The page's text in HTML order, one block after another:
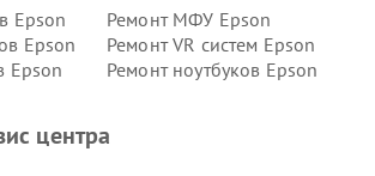
Epson
Ремонт МФУ Epson
Epson
Ремонт VR систем Epson
Epson
Ремонт ноутбуков Epson
центра